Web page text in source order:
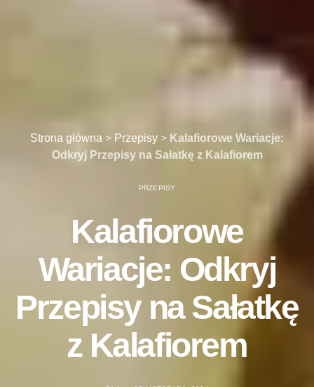
Strona główna > Przepisy > Kalafiorowe Wariacje:
Odkryj Przepisy na Sałatkę z Kalafiorem
PRZEPISY
Kalafiorowe
Wariacje: Odkryj
Przepisy na Sałatkę
z Kalafiorem